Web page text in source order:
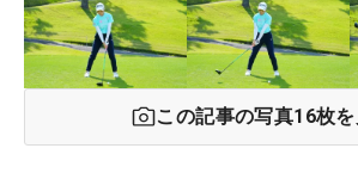
この記事の写真16枚